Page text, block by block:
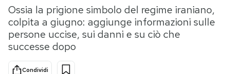
Tecnologia
Internet
Scienza
Cultura
Economia
Storie/Idee
Ok Boomer!
Media
Ossia la prigione simbolo del regime iraniano,
colpita a giugno: aggiunge informazioni sulle
persone uccise, sui danni e su ciò che
successe dopo
Condividi